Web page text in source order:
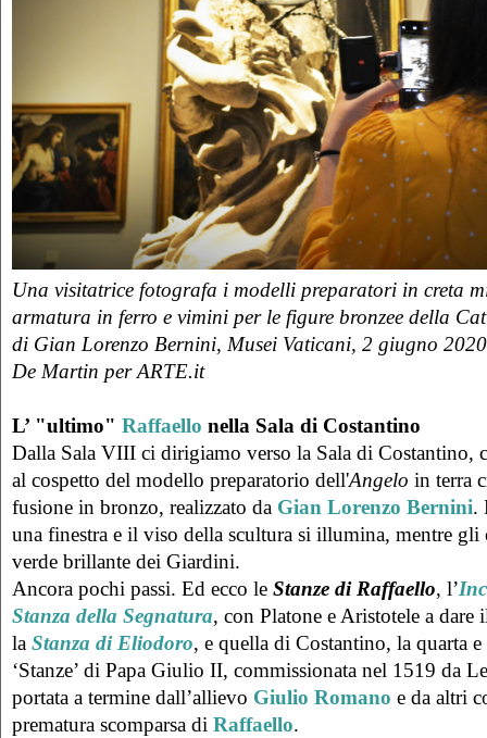
Una visitatrice fotografa i modelli preparatori in creta
armatura in ferro e vimini per le figure bronzee della
di Gian Lorenzo Bernini, Musei Vaticani, 2 giugno
De Martin per ARTE.it
L’ "ultimo" Raffaello nella Sala di Costantino
Dalla Sala VIII ci dirigiamo verso la Sala di Costantino,
al cospetto del modello preparatorio dell'Angelo in terra
fusione in bronzo, realizzato da Gian Lorenzo Bernini.
una finestra e il viso della scultura si illumina, mentre
verde brillante dei Giardini.
Ancora pochi passi. Ed ecco le Stanze di Raffaello, l’
Stanza della Segnatura, con Platone e Aristotele a dare
la Stanza di Eliodoro, e quella di Costantino, la quarta
‘Stanze’ di Papa Giulio II, commissionata nel 1519 da
portata a termine dall’allievo Giulio Romano e da altri
prematura scomparsa di Raffaello.